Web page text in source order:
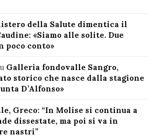
della Salute dimentica il
«Siamo alle solite. Due
poco conto»
Galleria fondovalle Sangro,
storico che nasce dalla stagione
D’Alfonso»
Greco: “In Molise si continua a
dissestate, ma poi si va in
nastri”